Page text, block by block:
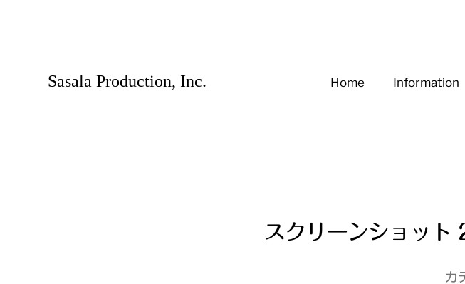
Sasala Production, Inc. Home Information
スクリーンショッ
カ